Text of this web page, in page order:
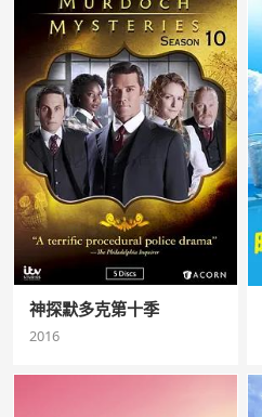
神探默多克第十季
2016